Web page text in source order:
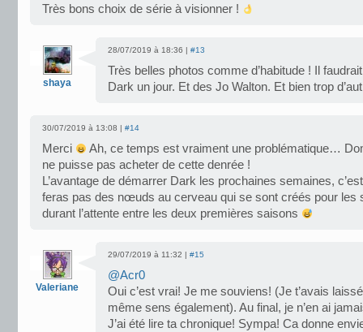
Très bons choix de série à visionner !
shaya
28/07/2019 à 18:36 | #13
Très belles photos comme d’habitude ! Il
Dark un jour. Et des Jo Walton. Et bien trop
30/07/2019 à 13:08 | #14
Merci
Ah, ce temps est vraiment une problématique…
ne puisse pas acheter de cette denrée !
L’avantage de démarrer Dark les prochaines semaines,
feras pas des nœuds au cerveau qui se sont créés pour les
durant l’attente entre les deux premières saisons
Valeriane
29/07/2019 à 11:32 | #15
@Acr0
Oui c’est vrai! Je me souviens! (Je t’avais
même sens également). Au final, je n’en ai
J’ai été lire ta chronique! Sympa! Ca donne